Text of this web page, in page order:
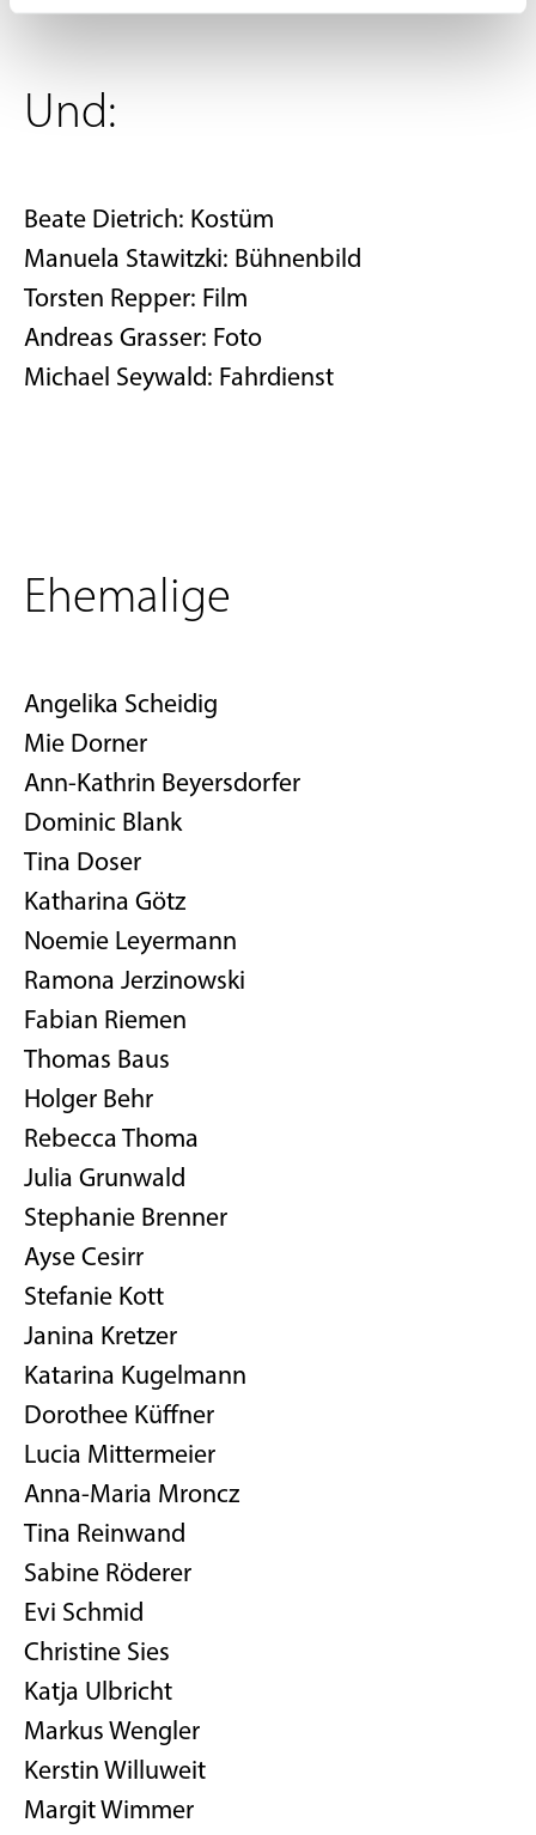
Und:
Beate Dietrich: Kostüm
Manuela Stawitzki: Bühnenbild
Torsten Repper: Film
Andreas Grasser: Foto
Michael Seywald: Fahrdienst
Ehemalige
Angelika Scheidig
Mie Dorner
Ann-Kathrin Beyersdorfer
Dominic Blank
Tina Doser
Katharina Götz
Noemie Leyermann
Ramona Jerzinowski
Fabian Riemen
Thomas Baus
Holger Behr
Rebecca Thoma
Julia Grunwald
Stephanie Brenner
Ayse Cesirr
Stefanie Kott
Janina Kretzer
Katarina Kugelmann
Dorothee Küffner
Lucia Mittermeier
Anna-Maria Mroncz
Tina Reinwand
Sabine Röderer
Evi Schmid
Christine Sies
Katja Ulbricht
Markus Wengler
Kerstin Willuweit
Margit Wimmer